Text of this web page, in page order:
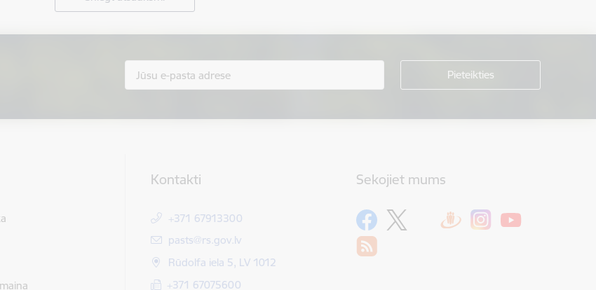
Kontakti
+371 67913300
E-pasts:
pasts@rs.gov.lv
Rūdolfa iela 5, LV 1012
+371 67075600
Sekojiet mums